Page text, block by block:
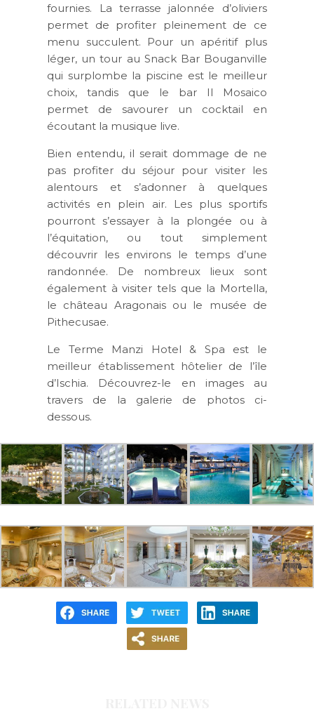
fournies. La terrasse jalonnée d’oliviers
permet de profiter pleinement de ce
menu succulent. Pour un apéritif plus
léger, un tour au Snack Bar Bouganville
qui surplombe la piscine est le meilleur
choix, tandis que le bar Il Mosaico
permet de savourer un cocktail en
écoutant la musique live.
Bien entendu, il serait dommage de ne
pas profiter du séjour pour visiter les
alentours et s’adonner à quelques
activités en plein air. Les plus sportifs
pourront s’essayer à la plongée ou à
l’équitation, ou tout simplement
découvrir les environs le temps d’une
randonnée. De nombreux lieux sont
également à visiter tels que la Mortella,
le château Aragonais ou le musée de
Pithecusae.
Le Terme Manzi Hotel & Spa est le
meilleur établissement hôtelier de l’île
d’Ischia. Découvrez-le en images au
travers de la galerie de photos ci-
dessous.